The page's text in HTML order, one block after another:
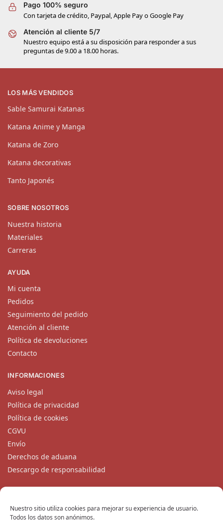
Nuestro sitio utiliza cookies para mejorar su experiencia de usuario.
Todos los datos son anónimos.
Pago 100% seguro
Con tarjeta de crédito, Paypal, Apple Pay o Google Pay
Atención al cliente 5/7
Nuestro equipo está a su disposición para responder a sus
preguntas de 9.00 a 18.00 horas.
LOS MÁS VENDIDOS
Sable Samurai Katanas
Katana Anime y Manga
Katana de Zoro
Katana decorativas
Tanto Japonés
SOBRE NOSOTROS
Nuestra historia
Materiales
Carreras
AYUDA
Mi cuenta
Pedidos
Seguimiento del pedido
Atención al cliente
Política de devoluciones
Contacto
INFORMACIONES
Aviso legal
Política de privacidad
Política de cookies
CGVU
Envío
Derechos de aduana
Descargo de responsabilidad
Nuestro equipo de atención al cliente está disponible de
lunes a viernes encontacto@katanaempire.mx